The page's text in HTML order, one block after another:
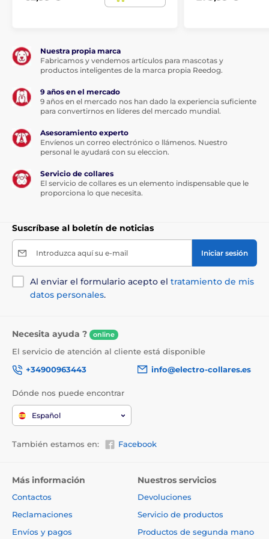
Nuestra propia marca
Fabricamos y vendemos artículos para mascotas y
productos inteligentes de la marca propia Reedog.
9 años en el mercado
9 años en el mercado nos han dado la experiencia suficiente
para convertirnos en líderes del mercado mundial.
Asesoramiento experto
Envíenos un correo electrónico o llámenos. Nuestro
personal le ayudará con su eleccion.
Servicio de collares
El servicio de collares es un elemento indispensable que le
proporciona lo que necesita.
Suscríbase al boletín de noticias
Introduzca aquí su e-mail Iniciar sesión
Al enviar el formulario acepto el tratamiento de mis
datos personales.
Necesita ayuda ? online
El servicio de atención al cliente está disponible
+34900963443
info@electro-collares.es
Dónde nos puede encontrar
Español
También estamos en: Facebook
Más información
Contactos
Reclamaciones
Envíos y pagos
Nuestros servicios
Devoluciones
Servicio de productos
Productos de segunda mano